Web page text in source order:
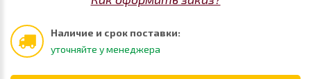
Наличие и срок поставки:
уточняйте у менеджера